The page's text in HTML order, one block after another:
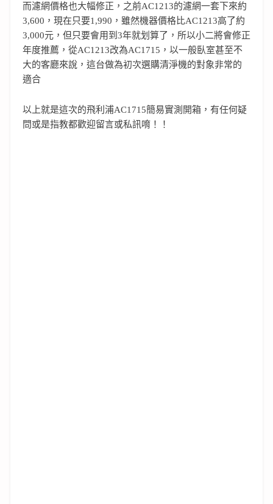
而濾網價格也大幅修正，之前AC1213的濾網一套下來約
3,600，現在只要1,990，雖然機器價格比AC1213高了約
3,000元，但只要會用到3年就划算了，所以小二將會修正
年度推薦，從AC1213改為AC1715，以一般臥室甚至不
大的客廳來說，這台做為初次選購清淨機的對象非常的
適合
以上就是這次的飛利浦AC1715簡易實測開箱，有任何疑
問或是指教都歡迎留言或私訊唷！！